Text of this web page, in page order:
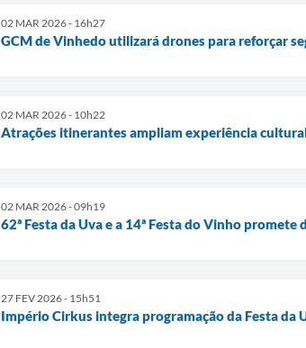
02 MAR 2026 - 16h27
GCM de Vinhedo utilizará drones para reforçar
02 MAR 2026 - 10h22
Atrações itinerantes ampliam experiência cultural
02 MAR 2026 - 09h19
62ª Festa da Uva e a 14ª Festa do Vinho
27 FEV 2026 - 15h51
Império Cirkus integra programação da Festa da